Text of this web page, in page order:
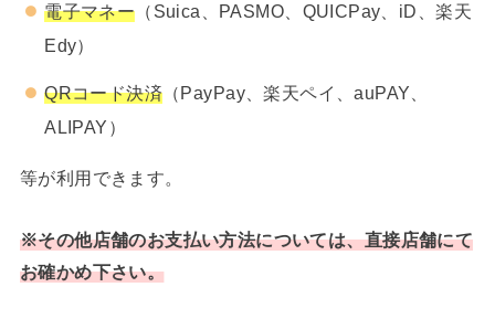
電子マネー （Suica、PASMO、QUICPay、iD、楽天
Edy）
QRコード決済 （PayPay、楽天ペイ、auPAY、
ALIPAY）
等が利用できます。
※その他店舗のお支払い方法については、直接店舗にて
お確かめ下さい。